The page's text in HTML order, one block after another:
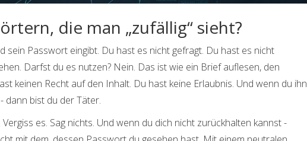
die man „zufällig“ sieht?
sein Passwort eingibt. Du hast es nicht gefragt. Du hast es nicht
Darfst du es nutzen? Nein. Das ist wie ein Brief auflesen, den
keinen Recht auf den Inhalt. Du hast keine Erlaubnis. Und wenn du ihn
dann bist du der Täter.
es. Sag nichts. Und wenn du dich nicht zurückhalten kannst -